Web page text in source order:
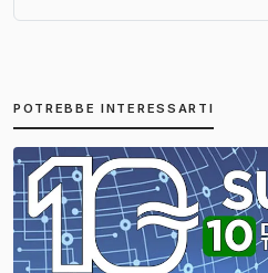
POTREBBE INTERESSARTI